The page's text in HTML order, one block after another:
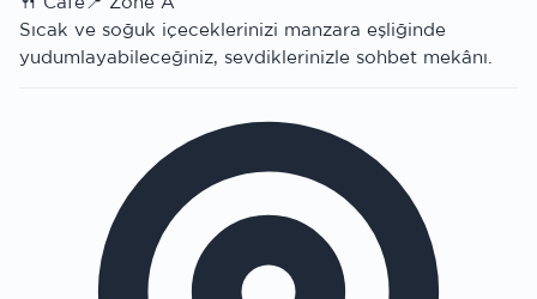
Sıcak ve soğuk içeceklerinizi manzara eşliğinde
yudumlayabileceğiniz, sevdiklerinizle sohbet mekânı.